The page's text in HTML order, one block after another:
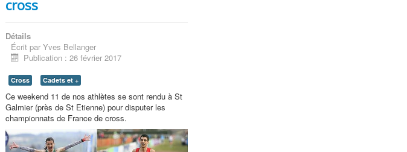
cross
Détails
Écrit par Yves Bellanger
Publication : 26 février 2017
Cross Cadets et +
Ce weekend 11 de nos athlètes se sont rendu à St
Galmier (près de St Etienne) pour disputer les
championnats de France de cross.